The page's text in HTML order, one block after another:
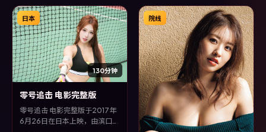
与场面调度为全片情绪推波助
澜。
择之间，故事层层推进，节奏紧
凑而不失细腻。
130分钟
日本
零号追击 电影完整版
零号追击 电影完整版于2017年
6月26日在日本上映，由滨口龙
院线